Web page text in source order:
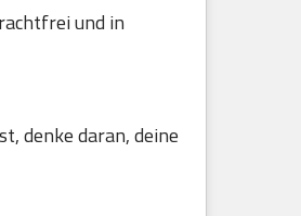
und in
denke daran, deine